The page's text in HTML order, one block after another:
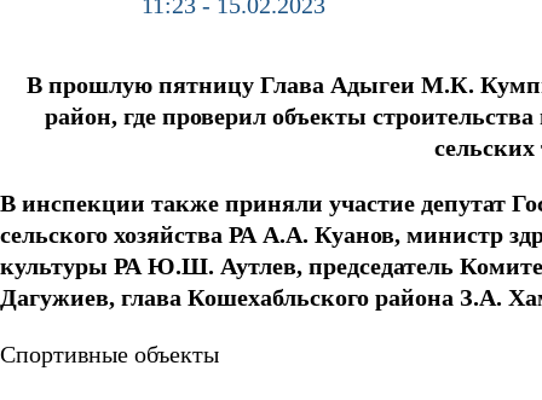
В прошлую пятницу Глава Адыгеи М.К.
район, где проверил объекты
В инспекции также приняли участие депутат
сельского хозяйства РА А.А. Куанов, министр
культуры РА Ю.Ш. Аутлев, председатель
Дагужиев, глава Кошехабльского района З.А.
Спортивные объекты